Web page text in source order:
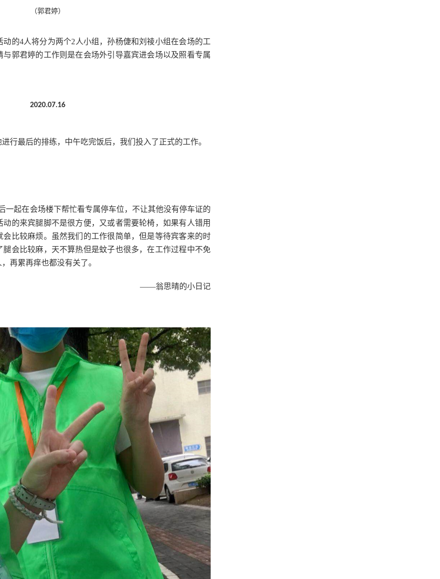
（郭君婷）
动的4人将分为两个2 人小组，孙杨倢和刘祾小组在会场的工
郭君婷的工作则是在会场外引导嘉宾进会场以及照看专属
2020.07.16
行最后的排练，中午吃完饭后，我们投入了正式的工作。
一起在会场楼下帮忙看专属停车位，不让其他没有停车证的
的来宾腿脚不是很方便，又或者需要轮椅，如果有人错用
比较麻烦。虽然我们的工作很简单，但是等待宾客来的时
会比较麻，天不算热但是蚊子也很多，在工作过程中不免
再累再痒也都没有关了。
——翁思晴的小日记